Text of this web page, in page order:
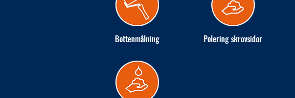
Bottenmålning Polering skrovsidor